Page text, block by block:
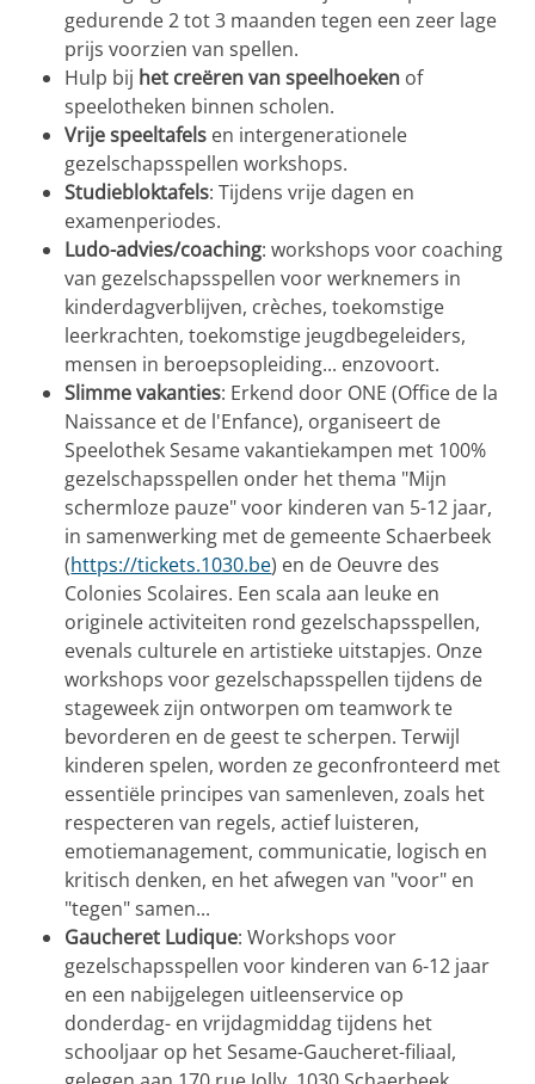
gedurende 2 tot 3 maanden tegen een zeer lage
prijs voorzien van spellen.
Hulp bij het creëren van speelhoeken of
speelotheken binnen scholen.
Vrije speeltafels en intergenerationele
gezelschapsspellen workshops.
Studiebloktafels: Tijdens vrije dagen en
examenperiodes.
Ludo-advies/coaching: workshops voor coaching
van gezelschapsspellen voor werknemers in
kinderdagverblijven, crèches, toekomstige
leerkrachten, toekomstige jeugdbegeleiders,
mensen in beroepsopleiding... enzovoort.
Slimme vakanties: Erkend door ONE (Office de la
Naissance et de l'Enfance), organiseert de
Speelothek Sesame vakantiekampen met 100%
gezelschapsspellen onder het thema "Mijn
schermloze pauze" voor kinderen van 5-12 jaar,
in samenwerking met de gemeente Schaerbeek
(https://tickets.1030.be) en de Oeuvre des
Colonies Scolaires. Een scala aan leuke en
originele activiteiten rond gezelschapsspellen,
evenals culturele en artistieke uitstapjes. Onze
workshops voor gezelschapsspellen tijdens de
stageweek zijn ontworpen om teamwork te
bevorderen en de geest te scherpen. Terwijl
kinderen spelen, worden ze geconfronteerd met
essentiële principes van samenleven, zoals het
respecteren van regels, actief luisteren,
emotiemanagement, communicatie, logisch en
kritisch denken, en het afwegen van "voor" en
"tegen" samen...
Gaucheret Ludique: Workshops voor
gezelschapsspellen voor kinderen van 6-12 jaar
en een nabijgelegen uitleenservice op
donderdag- en vrijdagmiddag tijdens het
schooljaar op het Sesame-Gaucheret-filiaal,